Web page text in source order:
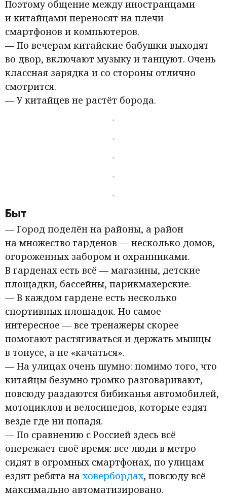
Поэтому общение между иностранцами
и китайцами переносят на плечи
смартфонов и компьютеров.
— По вечерам китайские бабушки выходят
во двор, включают музыку и танцуют. Очень
классная зарядка и со стороны отлично
смотрится.
— У китайцев не растёт борода.
Быт
— Город поделён на районы, а район
на множество гарденов — несколько домов,
огороженных забором и охранниками.
В гарденах есть всё — магазины, детские
площадки, бассейны, парикмахерские.
— В каждом гардене есть несколько
спортивных площадок. Но самое
интересное — все тренажеры скорее
помогают растягиваться и держать мышцы
в тонусе, а не «качаться».
— На улицах очень шумно: помимо того, что
китайцы безумно громко разговаривают,
повсюду раздаются бибиканья автомобилей,
мотоциклов и велосипедов, которые ездят
везде где ни попадя.
— По сравнению с Россией здесь всё
опережает своё время: все люди в метро
сидят в огромных смартфонах, по улицам
ездят ребята на ховербордах, повсюду всё
максимально автоматизировано.